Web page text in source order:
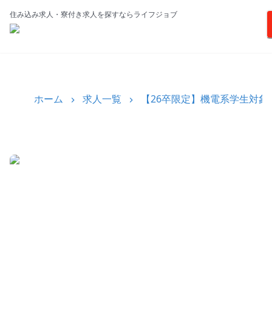
住み込み求人・寮付き求人を探すならライフジョブ
ホーム 求人一覧 【26卒限定】機電系学生対